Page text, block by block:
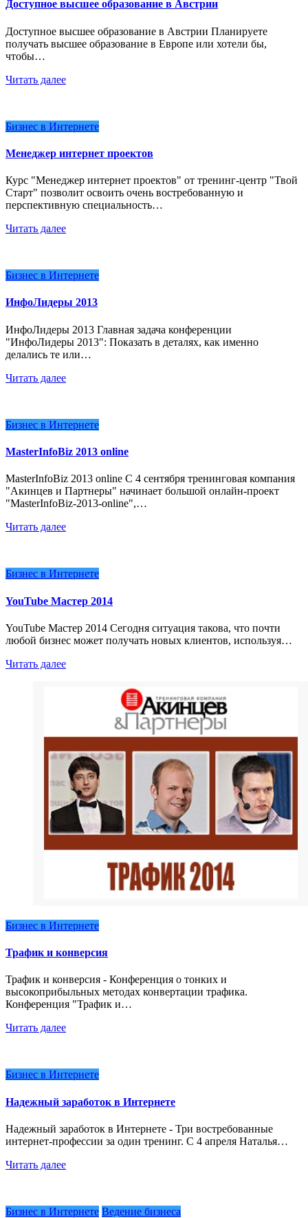
Доступное высшее образование в Австрии
Доступное высшее образование в Австрии Планируете
получать высшее образование в Европе или хотели бы,
чтобы…
Читать далее
Бизнес в Интернете
Менеджер интернет проектов
Курс "Менеджер интернет проектов" от тренинг-центр "Твой
Старт" позволит освоить очень востребованную и
перспективную специальность…
Читать далее
Бизнес в Интернете
ИнфоЛидеры 2013
ИнфоЛидеры 2013 Главная задача конференции
"ИнфоЛидеры 2013": Показать в деталях, как именно
делались те или…
Читать далее
Бизнес в Интернете
MasterInfoBiz 2013 online
MasterInfoBiz 2013 online С 4 сентября тренинговая компания
"Акинцев и Партнеры" начинает большой онлайн-проект
"MasterInfoBiz-2013-online",…
Читать далее
Бизнес в Интернете
YouTube Мастер 2014
YouTube Мастер 2014 Сегодня ситуация такова, что почти
любой бизнес может получать новых клиентов, используя…
Читать далее
Бизнес в Интернете
Трафик и конверсия
Трафик и конверсия - Конференция о тонких и
высокоприбыльных методах конвертации трафика.
Конференция "Трафик и…
Читать далее
Бизнес в Интернете
Надежный заработок в Интернете
Надежный заработок в Интернете - Три востребованные
интернет-профессии за один тренинг. С 4 апреля Наталья…
Читать далее
Бизнес в Интернете Ведение бизнеса